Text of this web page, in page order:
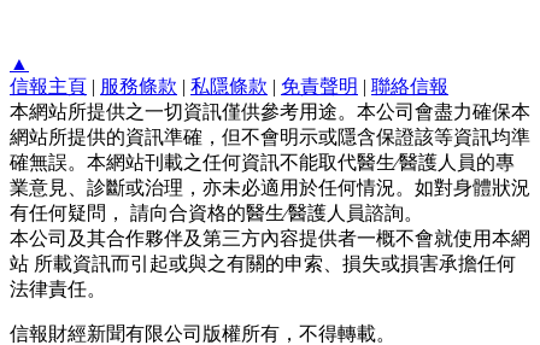
▲
信報主頁 | 服務條款 | 私隱條款 | 免責聲明 | 聯絡信報
本網站所提供之一切資訊僅供參考用途。本公司會盡力確保本
網站所提供的資訊準確，但不會明示或隱含保證該等資訊均準
確無誤。本網站刊載之任何資訊不能取代醫生∕醫護人員的專
業意見、診斷或治理，亦未必適用於任何情況。如對身體狀況
有任何疑問， 請向合資格的醫生∕醫護人員諮詢。
本公司及其合作夥伴及第三方內容提供者一概不會就使用本網
站 所載資訊而引起或與之有關的申索、損失或損害承擔任何
法律責任。
信報財經新聞有限公司版權所有，不得轉載。